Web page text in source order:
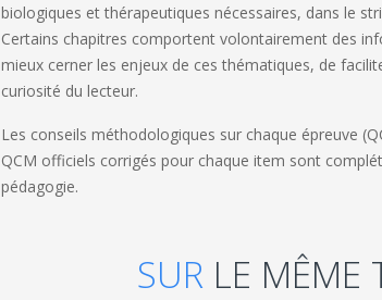
biologiques et thérapeutiques nécessaires, dans le
Certains chapitres comportent volontairement des
mieux cerner les enjeux de ces thématiques, de
curiosité du lecteur.
Les conseils méthodologiques sur chaque épreuve
QCM officiels corrigés pour chaque item sont
pédagogie.
SUR LE MÊME